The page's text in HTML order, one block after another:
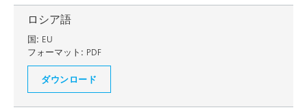
ロシア語
国: EU
フォーマット: PDF
ダウンロード